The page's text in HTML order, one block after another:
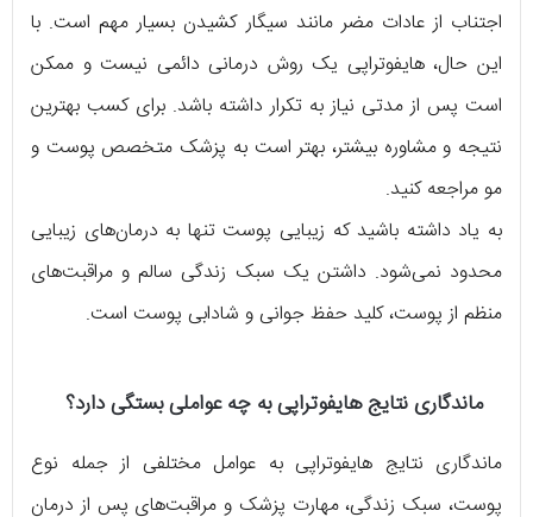
اجتناب از عادات مضر مانند سیگار کشیدن بسیار مهم است. با
این حال، هایفوتراپی یک روش درمانی دائمی نیست و ممکن
است پس از مدتی نیاز به تکرار داشته باشد. برای کسب بهترین
نتیجه و مشاوره بیشتر، بهتر است به پزشک متخصص پوست و
مو مراجعه کنید.
به یاد داشته باشید که زیبایی پوست تنها به درمان‌های زیبایی
محدود نمی‌شود. داشتن یک سبک زندگی سالم و مراقبت‌های
منظم از پوست، کلید حفظ جوانی و شادابی پوست است.
ماندگاری نتایج هایفوتراپی به چه عواملی بستگی دارد؟
ماندگاری نتایج هایفوتراپی به عوامل مختلفی از جمله نوع
پوست، سبک زندگی، مهارت پزشک و مراقبت‌های پس از درمان